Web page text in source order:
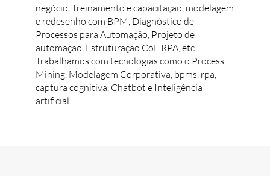
negócio, Treinamento e capacitação, modelagem
e redesenho com BPM, Diagnóstico de
Processos para Automação, Projeto de
automação, Estruturação CoE RPA, etc.
Trabalhamos com tecnologias como o Process
Mining, Modelagem Corporativa, bpms, rpa,
captura cognitiva, Chatbot e Inteligência
artificial.